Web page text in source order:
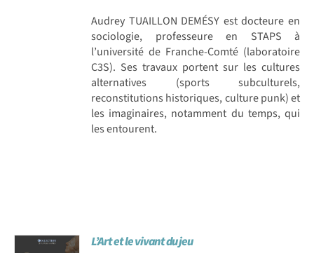
Audrey TUAILLON DEMÉSY est docteure en
sociologie, professeure en STAPS à
l’université de Franche-Comté (laboratoire
C3S). Ses travaux portent sur les cultures
alternatives (sports subculturels,
reconstitutions historiques, culture punk) et
les imaginaires, notamment du temps, qui
les entourent.
L’Art et le vivant du jeu